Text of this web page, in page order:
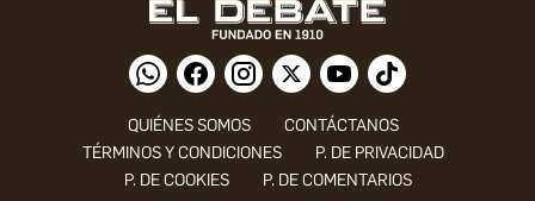
QUIÉNES SOMOS
CONTÁCTANOS
TÉRMINOS Y CONDICIONES
P. DE PRIVACIDAD
P. DE COOKIES
P. DE COMENTARIOS